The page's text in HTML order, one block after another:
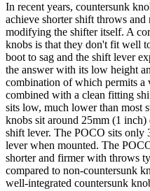
In recent years, countersunk
achieve shorter shift throws
modifying the shifter itself. A
knobs is that they don't fit well
boot to sag and the shift lever
the answer with its low height
combination of which permits
combined with a clean fitting
sits low, much lower than most
knobs sit around 25mm (1
shift lever. The POCO sits only
lever when mounted. The
shorter and firmer with throws
compared to non-countersunk
well-integrated countersunk